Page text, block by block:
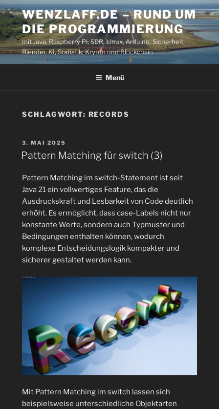
Zum
Inhalt
springen
WENZLAFF.DE – RUND UM
DIE PROGRAMMIERUNG
mit Java, Raspberry Pi, SDR, Linux, Arduino, Sicherheit,
Blender, KI, Statistik, Krypto und Blockchain
Menü
SCHLAGWORT: RECORDS
VERÖFFENTLICHT
AM
3. MAI 2025
Pattern Matching für switch (3)
Pattern Matching im switch-Statement ist seit
Java 21 ein vollwertiges Feature, das die
Ausdruckskraft und Lesbarkeit von Code deutlich
erhöht. Es ermöglicht, dass case-Labels nicht nur
konstante Werte, sondern auch Typmuster und
Bedingungen enthalten können, wodurch
komplexe Entscheidungslogik kompakter und
sicherer gestaltet werden kann.
Mit Pattern Matching im switch lassen sich
beispielsweise unterschiedliche Objektarten